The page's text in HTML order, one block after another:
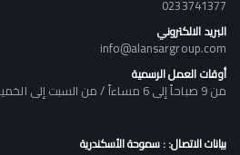
0233741377
البريد الالكتروني
info@alansargroup.com
أوقات العمل الرسمية
من 9 صباحاً إلى 6 مساءاً / من السبت إلى الخميس
بيانات الاتصال: : سموحة الأسكندرية